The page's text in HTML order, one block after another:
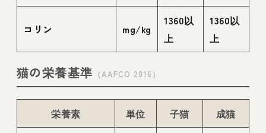
コリン mg/kg
1360以
上
1360以
上
猫の栄養基準 （AAFCO 2016）
栄養素 単位 子猫 成猫